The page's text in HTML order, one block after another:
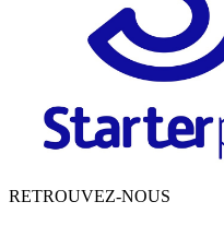
RETROUVEZ-NOUS